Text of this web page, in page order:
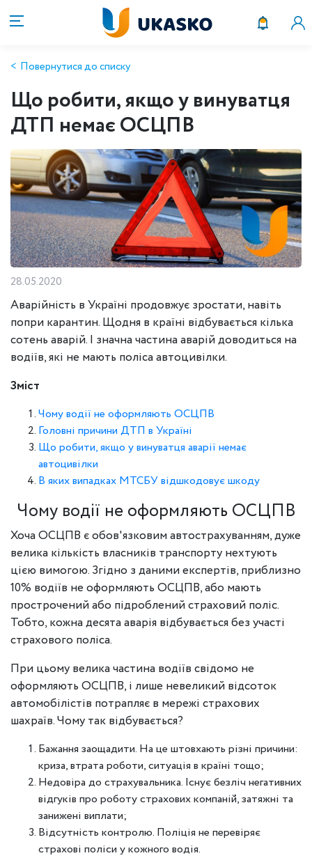
Повернутися до списку
Що робити, якщо у винуватця
ДТП немає ОСЦПВ
28.05.2020
Аварійність в Україні продовжує зростати, навіть
попри карантин. Щодня в країні відбувається кілька
сотень аварій. І значна частина аварій доводиться на
водіїв, які не мають поліса автоцивілки.
Зміст
Чому водії не оформляють ОСЦПВ
Головні причини ДТП в Україні
Що робити, якщо у винуватця аварії немає
автоцивілки
В яких випадках МТСБУ відшкодовує шкоду
Чому водії не оформляють ОСЦПВ
Хоча ОСЦПВ є обов'язковим автострахуванням, дуже
велика кількість власників транспорту нехтують
цією вимогою. Згідно з даними експертів, приблизно
10% водіїв не оформляють ОСЦПВ, або мають
прострочений або підроблений страховий поліс.
Тобто, кожна десята аварія відбувається без участі
страхового поліса.
При цьому велика частина водіїв свідомо не
оформляють ОСЦПВ, і лише невеликий відсоток
автомобілістів потрапляє в мережі страхових
шахраїв. Чому так відбувається?
Бажання заощадити. На це штовхають різні причини:
криза, втрата роботи, ситуація в країні тощо;
Недовіра до страхувальника. Існує безліч негативних
відгуків про роботу страхових компаній, затяжні та
занижені виплати;
Відсутність контролю. Поліція не перевіряє
страхові поліси у кожного водія.